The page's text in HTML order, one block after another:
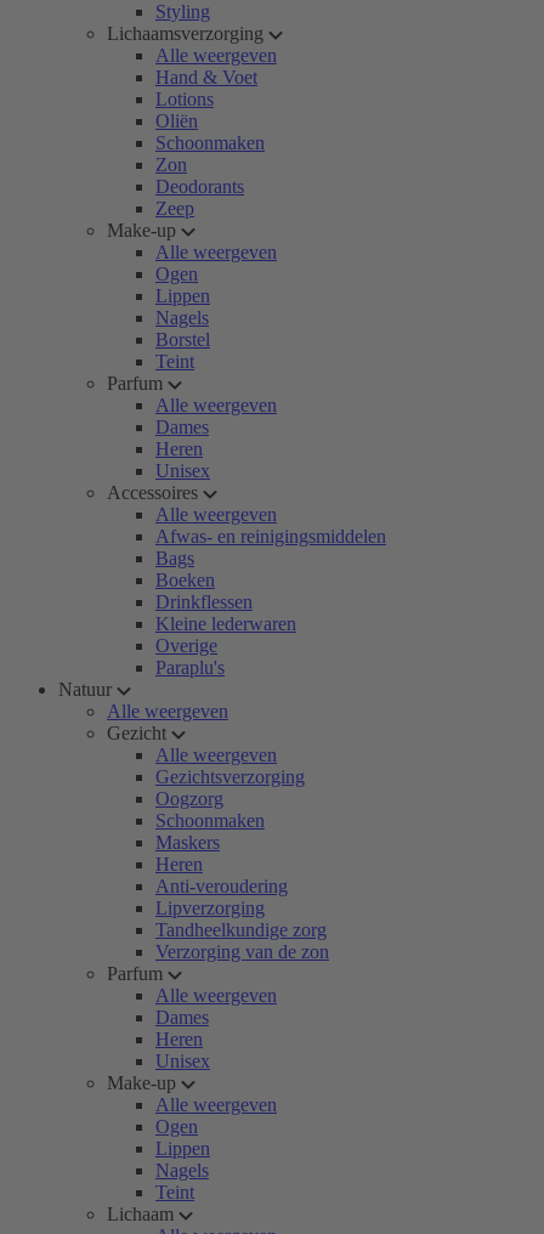
Styling
Lichaamsverzorging
Alle weergeven
Hand & Voet
Lotions
Oliën
Schoonmaken
Zon
Deodorants
Zeep
Make-up
Alle weergeven
Ogen
Lippen
Nagels
Borstel
Teint
Parfum
Alle weergeven
Dames
Heren
Unisex
Accessoires
Alle weergeven
Afwas- en reinigingsmiddelen
Bags
Boeken
Drinkflessen
Kleine lederwaren
Overige
Paraplu's
Natuur
Alle weergeven
Gezicht
Alle weergeven
Gezichtsverzorging
Oogzorg
Schoonmaken
Maskers
Heren
Anti-veroudering
Lipverzorging
Tandheelkundige zorg
Verzorging van de zon
Parfum
Alle weergeven
Dames
Heren
Unisex
Make-up
Alle weergeven
Ogen
Lippen
Nagels
Teint
Lichaam